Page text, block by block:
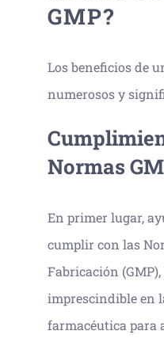
GMP?
Los beneficios de
numerosos y
Normas
En primer lugar,
cumplir con las
Fabricación
imprescindible en
farmacéutica para